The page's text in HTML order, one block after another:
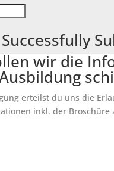
wir die
erteilst du uns die
inkl. der Broschüre